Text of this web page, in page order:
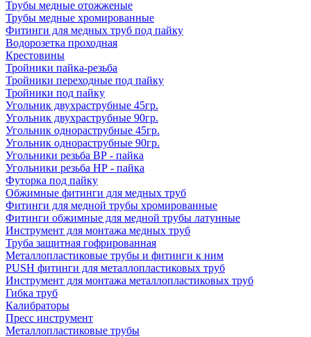
Трубы медные отожженые
Трубы медные хромированные
Фитинги для медных труб под пайку
Водорозетка проходная
Крестовины
Тройники пайка-резьба
Тройники переходные под пайку
Тройники под пайку
Угольник двухраструбные 45гр.
Угольник двухраструбные 90гр.
Угольник однораструбные 45гр.
Угольник однораструбные 90гр.
Угольники резьба ВР - пайка
Угольники резьба НР - пайка
Футорка под пайку
Обжимные фитинги для медных труб
Фитинги для медной трубы хромированные
Фитинги обжимные для медной трубы латунные
Инструмент для монтажа медных труб
Труба защитная гофрированная
Металлопластиковые трубы и фитинги к ним
PUSH фитинги для металлопластиковых труб
Инструмент для монтажа металлопластиковых труб
Гибка труб
Калибраторы
Пресс инструмент
Металлопластиковые трубы